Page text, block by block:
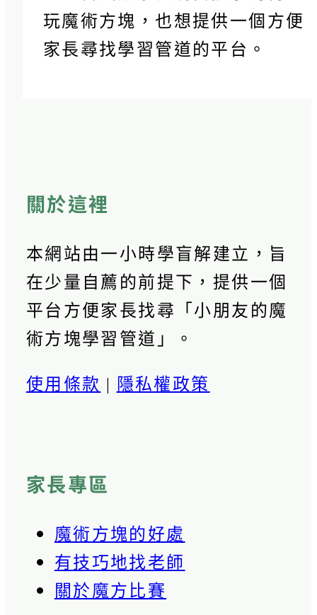
玩魔術方塊，也想提供一個方便
家長尋找學習管道的平台。
關於這裡
本網站由一小時學盲解建立，旨
在少量自薦的前提下，提供一個
平台方便家長找尋「小朋友的魔
術方塊學習管道」。
使用條款 | 隱私權政策
家長專區
魔術方塊的好處
有技巧地找老師
關於魔方比賽